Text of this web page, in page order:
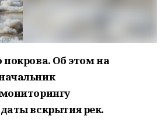
покрова. Об этом на
вскрытия рек.